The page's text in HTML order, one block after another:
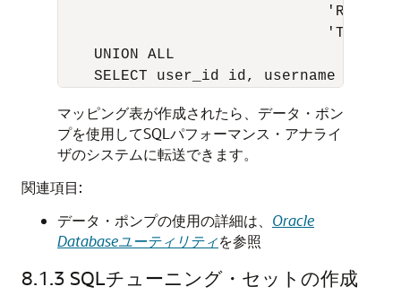
'TYPE
    UNION ALL
マッピング表が作成されたら、データ・ポン
プを使用してSQLパフォーマンス・アナライ
ザのシステムに転送できます。
関連項目:
データ・ポンプの使用の詳細は、 Oracle
Databaseユーティリティを参照
8.1.3 SQLチューニング・セットの作成